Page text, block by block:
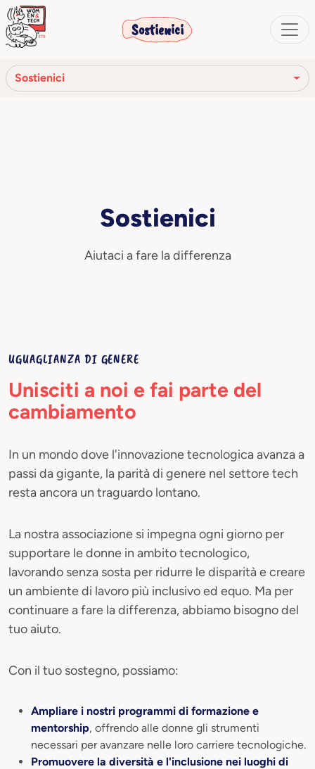
Sostienici
Sostienici
Dona il 5x1000
Sostienici
Aiutaci a fare la differenza
UGUAGLIANZA DI GENERE
Unisciti a noi e fai parte del
cambiamento
In un mondo dove l'innovazione tecnologica avanza a
passi da gigante, la parità di genere nel settore tech
resta ancora un traguardo lontano.
La nostra associazione si impegna ogni giorno per
supportare le donne in ambito tecnologico,
lavorando senza sosta per ridurre le disparità e creare
un ambiente di lavoro più inclusivo ed equo. Ma per
continuare a fare la differenza, abbiamo bisogno del
tuo aiuto.
Con il tuo sostegno, possiamo:
Ampliare i nostri programmi di formazione e
mentorship, offrendo alle donne gli strumenti
necessari per avanzare nelle loro carriere tecnologiche.
Promuovere la diversità e l'inclusione nei luoghi di